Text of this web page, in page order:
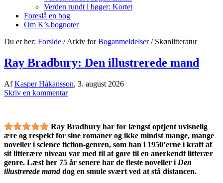
Verden rundt i bøger: Kortet
Foreslå en bog
Om K’s bognoter
Du er her: Forside /Arkiv forBoganmeldelser /Skønlitteratur
Ray Bradbury: Den illustrerede mand
AfKasper Håkansson, 3. august 2026
Skriv en kommentar
Ray Bradbury har for længst optjent uvisnelig
ære og respekt for sine romaner og ikke mindst mange, mange
noveller i science fiction-genren, som han i 1950’erne i kraft af
sit litterære niveau var med til at gøre til en anerkendt litterær
genre. Læst her 75 år senere har de fleste noveller i Den
illustrerede manddog en smule svært ved at stå distancen.